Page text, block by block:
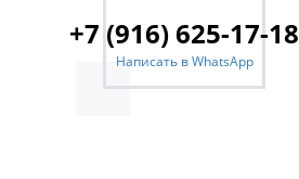
+7 (916) 625-17-18
Написать в WhatsApp